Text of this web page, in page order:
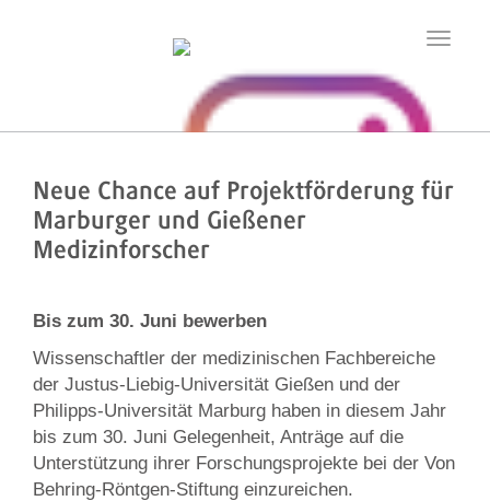
Toggle
Neue Chance auf Projektförderung für
Marburger und Gießener
Medizinforscher
Bis zum 30. Juni bewerben
Wissenschaftler der medizinischen Fachbereiche
der Justus-Liebig-Universität Gießen und der
Philipps-Universität Marburg haben in diesem Jahr
bis zum 30. Juni Gelegenheit, Anträge auf die
Unterstützung ihrer Forschungsprojekte bei der Von
Behring-Röntgen-Stiftung einzureichen.